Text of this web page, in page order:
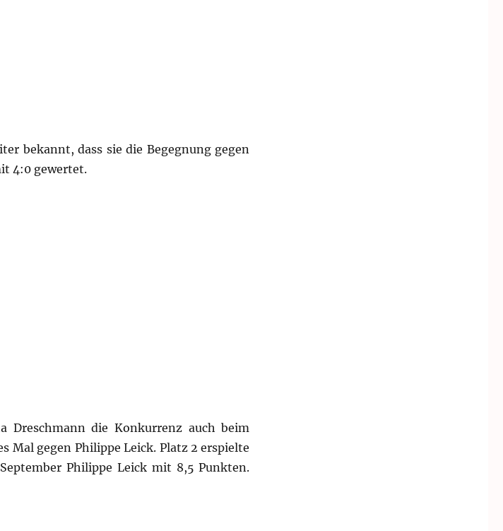
bekannt, dass sie die Begegnung gegen
4:0 gewertet.
Dreschmann die Konkurrenz auch beim
Mal gegen Philippe Leick. Platz 2 erspielte
Philippe Leick mit 8,5 Punkten.